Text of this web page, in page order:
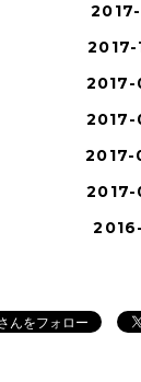
2017-
2017-
2017-
2017-
2017-
2017-